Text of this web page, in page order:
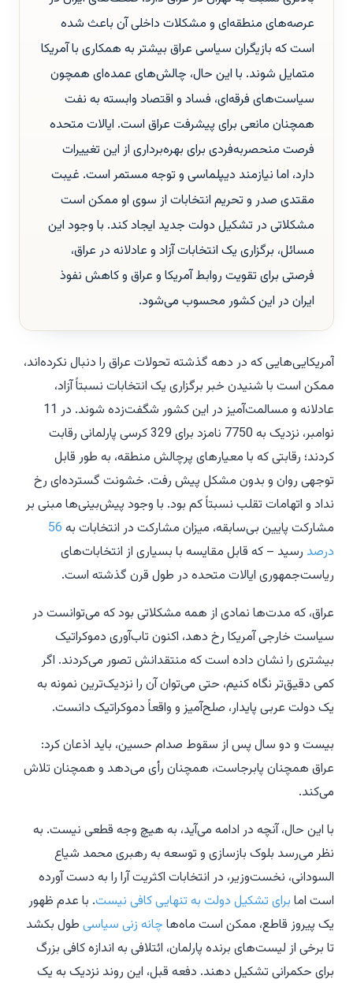
عرصه‌های منطقه‌ای و مشکلات داخلی آن باعث شده
است که بازیگران سیاسی عراق بیشتر به همکاری با آمریکا
متمایل شوند. با این حال، چالش‌های عمده‌ای همچون
سیاست‌های فرقه‌ای، فساد و اقتصاد وابسته به نفت
همچنان مانعی برای پیشرفت عراق است. ایالات متحده
فرصت منحصربه‌فردی برای بهره‌برداری از این تغییرات
دارد، اما نیازمند دیپلماسی و توجه مستمر است. غیبت
مقتدی صدر و تحریم انتخابات از سوی او ممکن است
مشکلاتی در تشکیل دولت جدید ایجاد کند. با وجود این
مسائل، برگزاری یک انتخابات آزاد و عادلانه در عراق،
فرصتی برای تقویت روابط آمریکا و عراق و کاهش نفوذ
ایران در این کشور محسوب می‌شود.
آمریکایی‌هایی که در دهه گذشته تحولات عراق را دنبال نکرده‌اند،
ممکن است با شنیدن خبر برگزاری یک انتخابات نسبتاً آزاد،
عادلانه و مسالمت‌آمیز در این کشور شگفت‌زده شوند. در 11
نوامبر، نزدیک به 7750 نامزد برای 329 کرسی پارلمانی رقابت
کردند؛ رقابتی که با معیارهای پرچالش منطقه، به طور قابل
توجهی روان و بدون مشکل پیش رفت. خشونت گسترده‌ای رخ
نداد و اتهامات تقلب نسبتاً کم بود. با وجود پیش‌بینی‌ها مبنی بر
مشارکت پایین بی‌سابقه، میزان مشارکت در انتخابات به 56
درصد رسید – که قابل مقایسه با بسیاری از انتخابات‌های
ریاست‌جمهوری ایالات متحده در طول قرن گذشته است.
عراق، که مدت‌ها نمادی از همه مشکلاتی بود که می‌توانست در
سیاست خارجی آمریکا رخ دهد، اکنون تاب‌آوری دموکراتیک
بیشتری را نشان داده است که منتقدانش تصور می‌کردند. اگر
کمی دقیق‌تر نگاه کنیم، حتی می‌توان آن را نزدیک‌ترین نمونه به
یک دولت عربی پایدار، صلح‌آمیز و واقعاً دموکراتیک دانست.
بیست و دو سال پس از سقوط صدام حسین، باید اذعان کرد:
عراق همچنان پابرجاست، همچنان رأی می‌دهد و همچنان تلاش
می‌کند.
با این حال، آنچه در ادامه می‌آید، به هیچ وجه قطعی نیست. به
نظر می‌رسد بلوک بازسازی و توسعه به رهبری محمد شیاع
السودانی، نخست‌وزیر، در انتخابات اکثریت آرا را به دست آورده
است اما برای تشکیل دولت به تنهایی کافی نیست. با عدم ظهور
یک پیروز قاطع، ممکن است ماه‌ها چانه زنی سیاسی طول بکشد
تا برخی از لیست‌های برنده پارلمان، ائتلافی به اندازه کافی بزرگ
برای حکمرانی تشکیل دهند. دفعه قبل، این روند نزدیک به یک